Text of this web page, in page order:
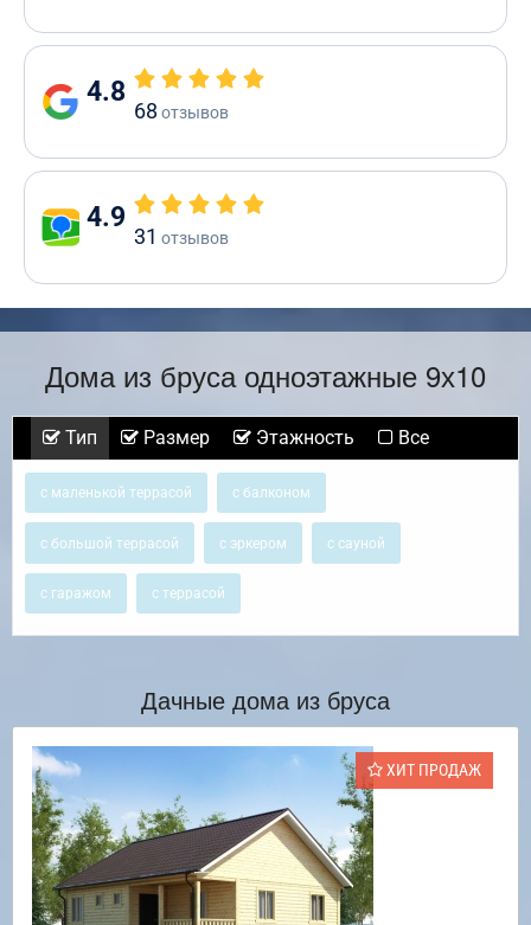
4.8
68 отзывов
4.9
31 отзывов
Дома из бруса одноэтажные 9х10
Тип Размер Этажность Все
с маленькой террасой с балконом
с большой террасой с эркером с сауной
с гаражом с террасой
Дачные дома из бруса
ХИТ ПРОДАЖ